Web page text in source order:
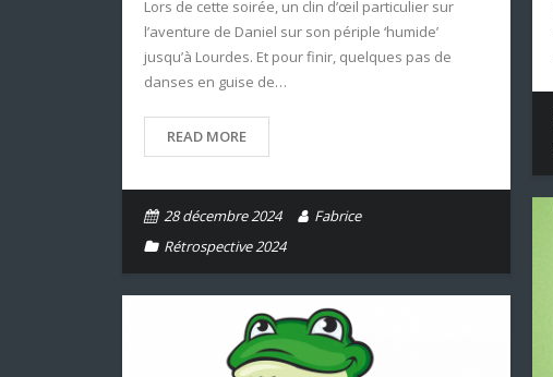
Lors de cette soirée, un clin d’œil particulier sur
l’aventure de Daniel sur son périple ‘humide’
jusqu’à Lourdes. Et pour finir, quelques pas de
danses en guise de…
READ MORE
28 décembre 2024
Fabrice
Rétrospective 2024